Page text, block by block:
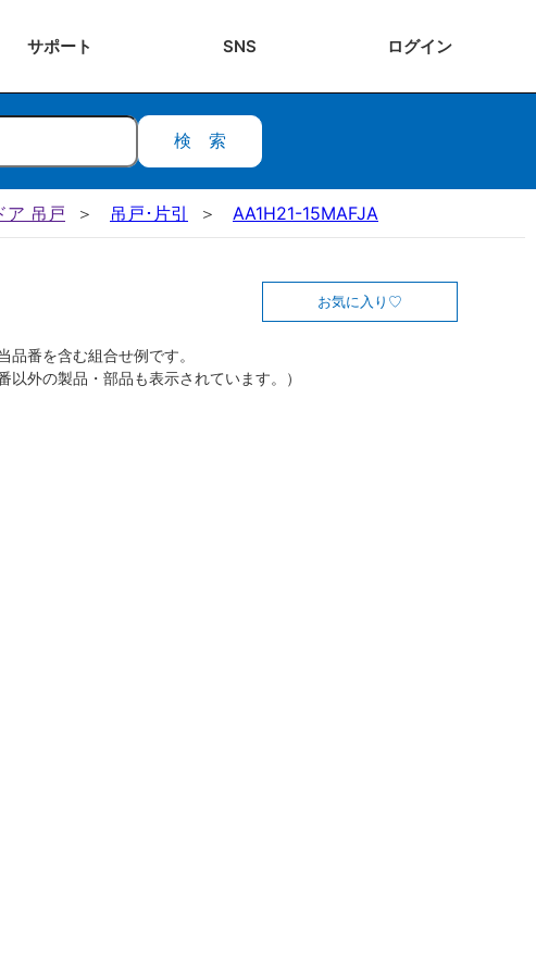
サポート SNS ログイン
検索
ア 吊戸 吊戸･片引 AA1H21-15MAFJA
お気に入り
品番を含む組合せ例です。
以外の製品・部品も表示されています。）